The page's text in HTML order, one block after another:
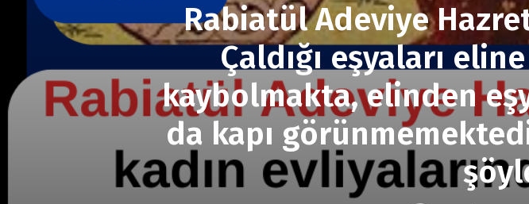
Rabiatül Adeviye
Çaldığı eşyaları
kaybolmakta, elinden
da kapı